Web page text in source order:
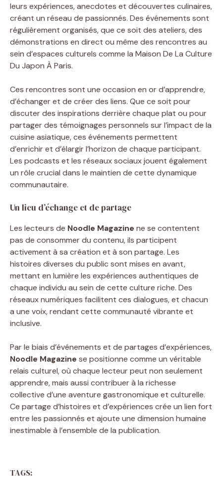
leurs expériences, anecdotes et découvertes culinaires,
créant un réseau de passionnés. Des événements sont
régulièrement organisés, que ce soit des ateliers, des
démonstrations en direct ou même des rencontres au
sein d’espaces culturels comme la Maison De La Culture
Du Japon À Paris.
Ces rencontres sont une occasion en or d’apprendre,
d’échanger et de créer des liens. Que ce soit pour
discuter des inspirations derrière chaque plat ou pour
partager des témoignages personnels sur l’impact de la
cuisine asiatique, ces événements permettent
d’enrichir et d’élargir l’horizon de chaque participant.
Les podcasts et les réseaux sociaux jouent également
un rôle crucial dans le maintien de cette dynamique
communautaire.
Un lieu d’échange et de partage
Les lecteurs de Noodle Magazine ne se contentent
pas de consommer du contenu, ils participent
activement à sa création et à son partage. Les
histoires diverses du public sont mises en avant,
mettant en lumière les expériences authentiques de
chaque individu au sein de cette culture riche. Des
réseaux numériques facilitent ces dialogues, et chacun
a une voix, rendant cette communauté vibrante et
inclusive.
Par le biais d’événements et de partages d’expériences,
Noodle Magazine se positionne comme un véritable
relais culturel, où chaque lecteur peut non seulement
apprendre, mais aussi contribuer à la richesse
collective d’une aventure gastronomique et culturelle.
Ce partage d’histoires et d’expériences crée un lien fort
entre les passionnés et ajoute une dimension humaine
inestimable à l’ensemble de la publication.
TAGS: